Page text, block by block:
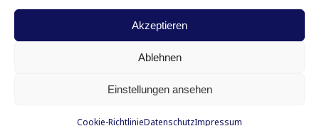
Akzeptieren
Ablehnen
Einstellungen ansehen
Cookie-RichtlinieDatenschutzImpressum
Datenschutz